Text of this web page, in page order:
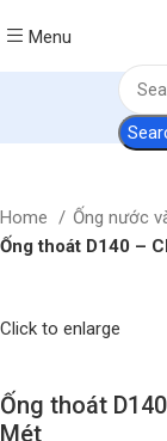
Menu
Home Ống nước
Ống thoát D140 –
Click to enlarge
Ống thoát
Mét